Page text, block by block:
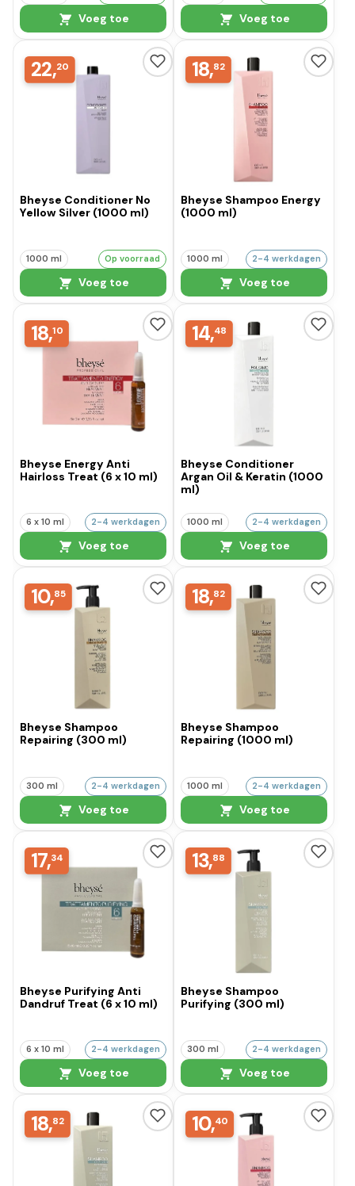
Voeg toe Voeg toe
22,20
Bheyse Conditioner No
Yellow Silver (1000 ml)
1000 ml Op voorraad
Voeg toe
18,82
Bheyse Shampoo Energy
(1000 ml)
1000 ml 2-4 werkdagen
Voeg toe
18,10
Bheyse Energy Anti
Hairloss Treat (6 x 10 ml)
6 x 10 ml 2-4 werkdagen
Voeg toe
14,48
Bheyse Conditioner
Argan Oil & Keratin (1000
ml)
1000 ml 2-4 werkdagen
Voeg toe
10,85
Bheyse Shampoo
Repairing (300 ml)
300 ml 2-4 werkdagen
Voeg toe
18,82
Bheyse Shampoo
Repairing (1000 ml)
1000 ml 2-4 werkdagen
Voeg toe
17,34
Bheyse Purifying Anti
Dandruf Treat (6 x 10 ml)
6 x 10 ml 2-4 werkdagen
Voeg toe
13,88
Bheyse Shampoo
Purifying (300 ml)
300 ml 2-4 werkdagen
Voeg toe
18,82 10,40